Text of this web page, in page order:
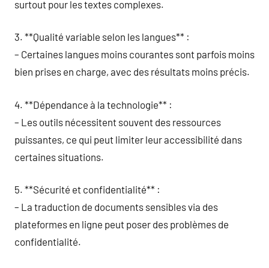
surtout pour les textes complexes.
3. **Qualité variable selon les langues** :
– Certaines langues moins courantes sont parfois moins
bien prises en charge, avec des résultats moins précis.
4. **Dépendance à la technologie** :
– Les outils nécessitent souvent des ressources
puissantes, ce qui peut limiter leur accessibilité dans
certaines situations.
5. **Sécurité et confidentialité** :
– La traduction de documents sensibles via des
plateformes en ligne peut poser des problèmes de
confidentialité.